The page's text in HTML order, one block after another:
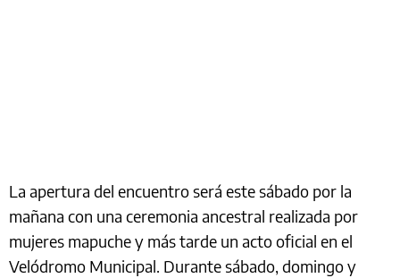
La apertura del encuentro será este sábado por la
mañana con una ceremonia ancestral realizada por
mujeres mapuche y más tarde un acto oficial en el
Velódromo Municipal. Durante sábado, domingo y